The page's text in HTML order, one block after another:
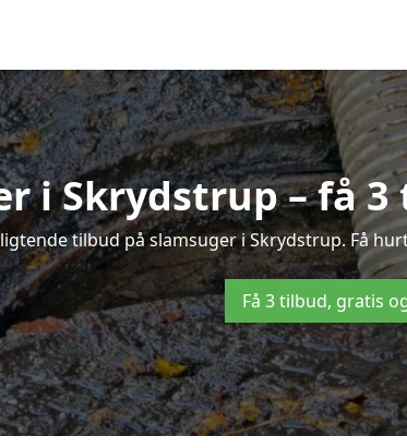
i Skrydstrup – få
tilbud på slamsuger i Skrydstrup. Få
Få 3 tilbud, gratis